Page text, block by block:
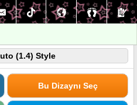
(1.4) Style
Bu Dizaynı Seç